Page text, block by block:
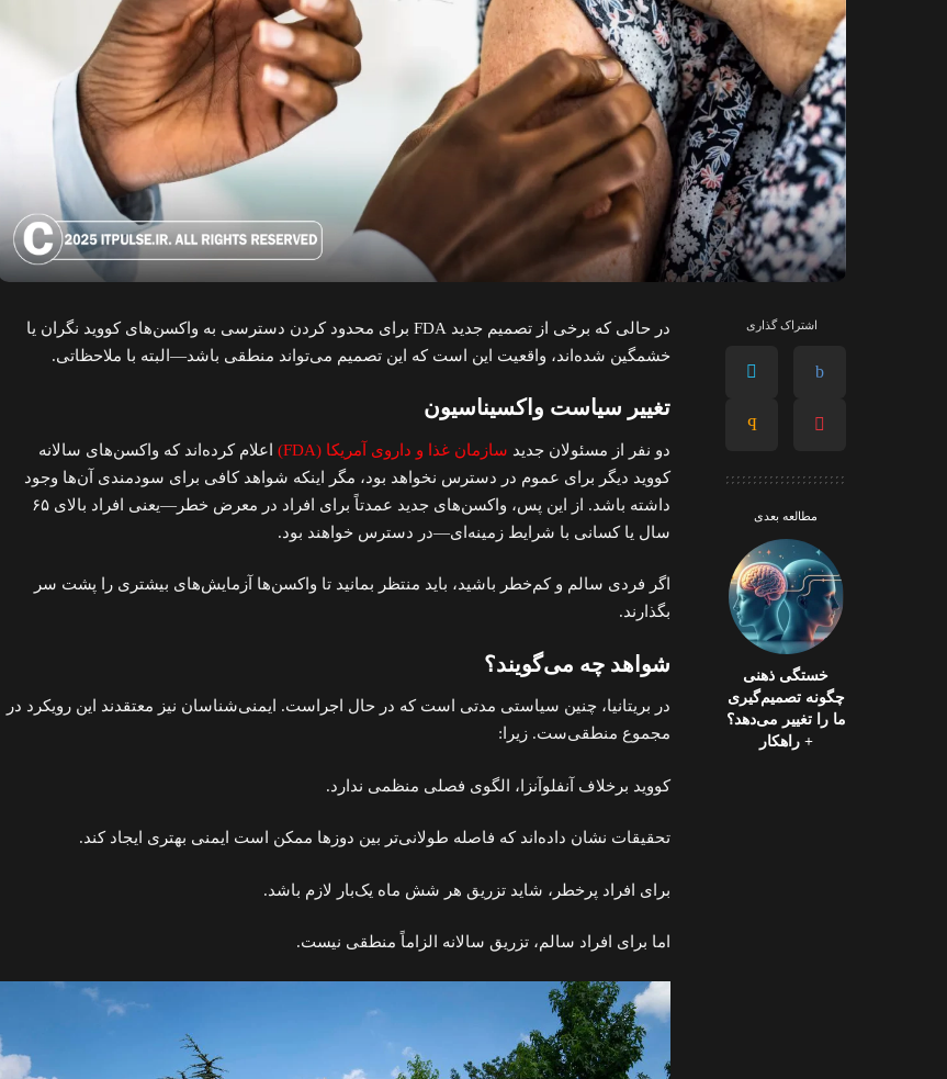
اشتراک گذاری
مطالعه بعدی
خستگی ذهنی
چگونه تصمیم‌گیری
ما را تغییر می‌دهد؟
+ راهکار
در حالی که برخی از تصمیم جدید FDA برای محدود کردن دسترسی به واکسن‌های کووید نگران یا
خشمگین شده‌اند، واقعیت این است که این تصمیم می‌تواند منطقی باشد—البته با ملاحظاتی.
تغییر سیاست واکسیناسیون
دو نفر از مسئولان جدید سازمان غذا و داروی آمریکا (FDA)
اعلام کرده‌اند که واکسن‌های سالانه
کووید دیگر برای عموم در دسترس نخواهد بود، مگر اینکه شواهد کافی برای سودمندی آن‌ها وجود
داشته باشد. از این پس، واکسن‌های جدید عمدتاً برای افراد در معرض خطر—یعنی افراد بالای ۶۵
سال یا کسانی با شرایط زمینه‌ای—در دسترس خواهند بود.
اگر فردی سالم و کم‌خطر باشید، باید منتظر بمانید تا واکسن‌ها آزمایش‌های بیشتری را پشت سر
بگذارند.
شواهد چه می‌گویند؟
در بریتانیا، چنین سیاستی مدتی است که در حال اجراست. ایمنی‌شناسان نیز معتقدند این رویکرد در
مجموع منطقی‌ست. زیرا:
کووید برخلاف آنفلوآنزا، الگوی فصلی منظمی ندارد.
تحقیقات نشان داده‌اند که فاصله طولانی‌تر بین دوزها ممکن است ایمنی بهتری ایجاد کند.
برای افراد پرخطر، شاید تزریق هر شش ماه یک‌بار لازم باشد.
اما برای افراد سالم، تزریق سالانه الزاماً منطقی نیست.